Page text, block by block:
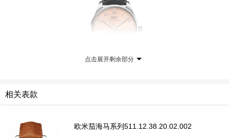
产品型号:IW358313
国内公价:￥59300
腕表直径:40.4毫米
点击展开剩余部分
相关表款
欧米茄海马系列511.12.38.20.02.002